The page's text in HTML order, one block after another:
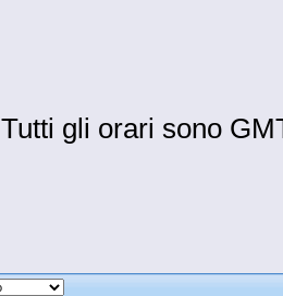
Tutti gli orari sono